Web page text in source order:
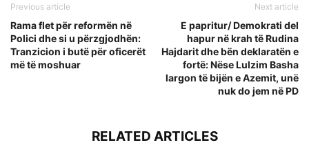
Previous article
Rama flet për reformën në
Polici dhe si u përzgjodhën:
Tranzicion i butë për oficerët
më të moshuar
Next article
E papritur/ Demokrati del
hapur në krah të Rudina
Hajdarit dhe bën deklaratën e
fortë: Nëse Lulzim Basha
largon të bijën e Azemit, unë
nuk do jem në PD
RELATED ARTICLES